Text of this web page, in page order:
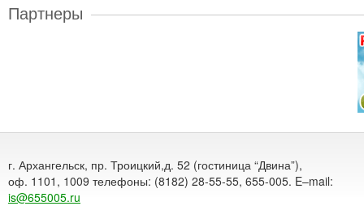
Партнеры
г. Архангельск, пр. Троицкий,д. 52 (гостиница “Двина”),
оф. 1101, 1009 телефоны: (8182) 28-55-55, 655-005. E–mail:
is@655005.ru